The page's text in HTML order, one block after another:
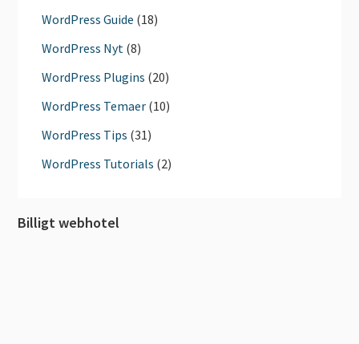
WordPress Guide (18)
WordPress Nyt (8)
WordPress Plugins (20)
WordPress Temaer (10)
WordPress Tips (31)
WordPress Tutorials (2)
Billigt webhotel